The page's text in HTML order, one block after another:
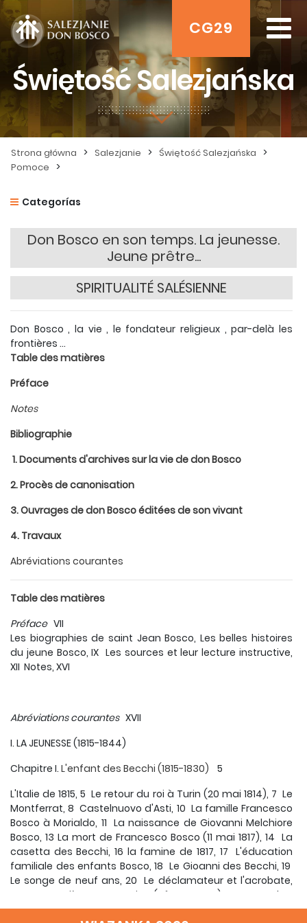
CG29
Świętość Salezjańska
Strona główna > Salezjanie > Świętość Salezjańska >
Pomoce >
Categorías
Don Bosco en son temps. La jeunesse.
Jeune prêtre...
SPIRITUALITÉ SALÉSIENNE
Don Bosco , la vie , le fondateur religieux , par-delà les
frontières ...
Table des matières
Préface
Notes
Bibliographie
1. Documents d'archives sur la vie de don Bosco
2. Procès de canonisation
3. Ouvrages de don Bosco éditées de son vivant
4. Travaux
Abréviations courantes
Table des matières
Préface VII
Les biographies de saint Jean Bosco, Les belles histoires
du jeune Bosco, IX Les sources et leur lecture instructive,
XII Notes, XVI
Abréviations courantes XVII
I. LA JEUNESSE (1815-1844)
Chapitre I. L'enfant des Becchi (1815-1830) 5
L'Italie de 1815, 5 Le retour du roi à Turin (20 mai 1814), 7 Le
Montferrat, 8 Castelnuovo d'Asti, 10 La famille Francesco
Bosco à Morialdo, 11 La naissance de Giovanni Melchiore
Bosco, 13 La mort de Francesco Bosco (11 mai 1817), 14 La
casetta des Becchi, 16 la famine de 1817, 17 L'éduca­tion
familiale des enfants Bosco, 18 Le Gioanni des Becchi, 19
Le songe de neuf ans, 20 Le déclamateur et l'acrobate,
23 La première communion (Pâques 1827), 25 Le vacher
des Moglia (février 1828-novembre 1829), 26 L'épisode